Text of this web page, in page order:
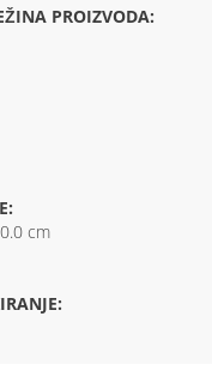
PROIZVODA:
cm